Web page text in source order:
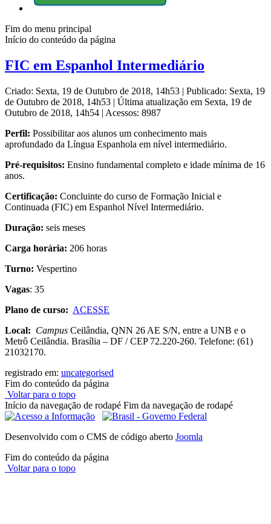
Fim do menu principal
Início do conteúdo da página
FIC em Espanhol Intermediário
Criado: Sexta, 19 de Outubro de 2018, 14h53 | Publicado: Sexta, 19
de Outubro de 2018, 14h53 | Última atualização em Sexta, 19 de
Outubro de 2018, 14h54 | Acessos: 8987
Perfil: Possibilitar aos alunos um conhecimento mais
aprofundado da Língua Espanhola em nível intermediário.
Pré-requisitos: Ensino fundamental completo e idade mínima de 16
anos.
Certificação: Concluinte do curso de Formação Inicial e
Continuada (FIC) em Espanhol Nível Intermediário.
Duração: seis meses
Carga horária: 206 horas
Turno: Vespertino
Vagas: 35
Plano de curso: ACESSE
Local: Campus Ceilândia, QNN 26 AE S/N, entre a UNB e o
Metrô Ceilândia. Brasília – DF / CEP 72.220-260. Telefone: (61)
21032170.
registrado em: uncategorised
Fim do conteúdo da página
Voltar para o topo
Início da navegação de rodapé Fim da navegação de rodapé
Desenvolvido com o CMS de código aberto Joomla
Fim do conteúdo da página
Voltar para o topo